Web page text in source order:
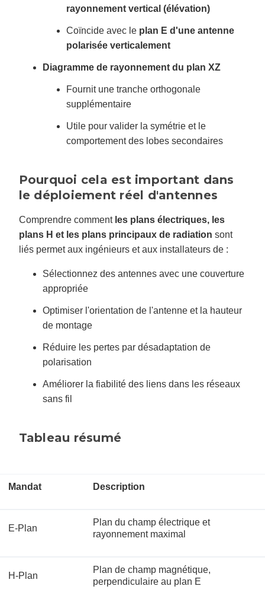
rayonnement vertical (élévation)
Coïncide avec le plan E d'une antenne
polarisée verticalement
Diagramme de rayonnement du plan XZ
Fournit une tranche orthogonale
supplémentaire
Utile pour valider la symétrie et le
comportement des lobes secondaires
Pourquoi cela est important dans
le déploiement réel d'antennes
Comprendre comment les plans électriques, les
plans H et les plans principaux de radiation sont
liés permet aux ingénieurs et aux installateurs de :
Sélectionnez des antennes avec une couverture
appropriée
Optimiser l'orientation de l'antenne et la hauteur
de montage
Réduire les pertes par désadaptation de
polarisation
Améliorer la fiabilité des liens dans les réseaux
sans fil
Tableau résumé
Mandat Description
E-Plan
Plan du champ électrique et
rayonnement maximal
H-Plan
Plan de champ magnétique,
perpendiculaire au plan E